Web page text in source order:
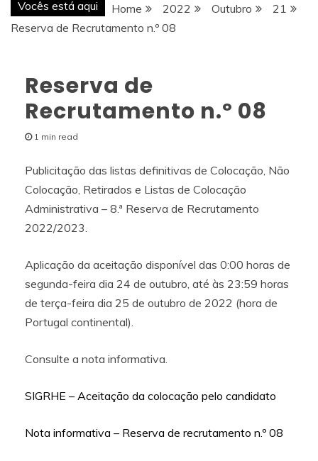
Vocês está aqui Home 2022 Outubro
21
Reserva de Recrutamento n.º 08
Reserva de
Recrutamento n.º 08
1 min read
Publicitação das listas definitivas de Colocação, Não
Colocação, Retirados e Listas de Colocação
Administrativa – 8.ª Reserva de Recrutamento
2022/2023.
Aplicação da aceitação disponível das 0:00 horas de
segunda-feira dia 24 de outubro, até às 23:59 horas
de terça-feira dia 25 de outubro de 2022 (hora de
Portugal continental).
Consulte a nota informativa.
SIGRHE – Aceitação da colocação pelo candidato
Nota informativa – Reserva de recrutamento n.º 08